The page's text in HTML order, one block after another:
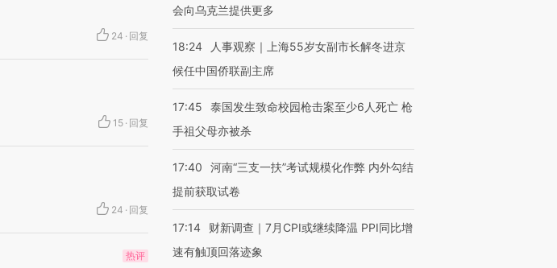
24 · 回复
15 · 回复
24 · 回复
热评
会向乌克兰提供更多
18:24
人事观察｜上海55岁女副市长解冬进京
候任中国侨联副主席
17:45
泰国发生致命校园枪击案至少6人死亡 枪
手祖父母亦被杀
17:40
河南“三支一扶”考试规模化作弊 内外勾结
提前获取试卷
17:14
财新调查｜7月CPI或继续降温 PPI同比增
速有触顶回落迹象